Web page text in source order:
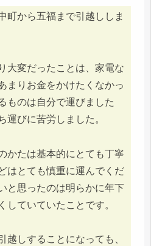
町から五福まで引越ししま
大変だったことは、家電な
まりお金をかけたくなかっ
ものは自分で運びました
運びに苦労しました。
かたは基本的にとても丁寧
はとても慎重に運んでくだ
と思ったのは明らかに年下
していていたことです。
越しすることになっても、